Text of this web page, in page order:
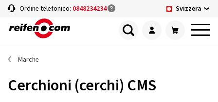
Ordine telefonico: 0848234234 Svizzera
Marche
Cerchioni (cerchi) CMS